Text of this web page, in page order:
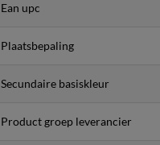
Ean upc
Plaatsbepaling
Secundaire basiskleur
Product groep leverancier